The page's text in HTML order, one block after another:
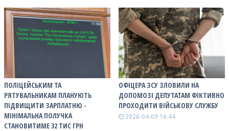
ПОЛІЦЕЙСЬКИМ ТА
РЯТУВАЛЬНИКАМ ПЛАНУЮТЬ
ПІДВИЩИТИ ЗАРПЛАТНЮ -
МІНІМАЛЬНА ПОЛУЧКА
СТАНОВИТИМЕ 32 ТИС ГРН
ОФІЦЕРА ЗСУ ЗЛОВИЛИ НА
ДОПОМОЗІ ДЕПУТАТАМ ФІКТИВНО
ПРОХОДИТИ ВІЙСЬКОВУ СЛУЖБУ
2026-04-09 16:44